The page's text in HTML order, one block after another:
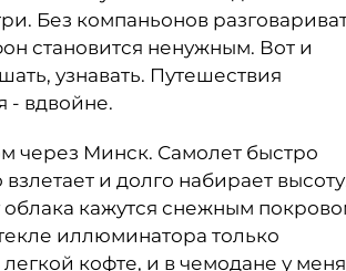
Без компаньонов
становится ненужным. Вот и
узнавать. Путешествия
- вдвойне.
через Минск. Самолет быстро
и долго набирает
облака кажутся снежным
иллюминатора только
кофте, и в чемодане у меня